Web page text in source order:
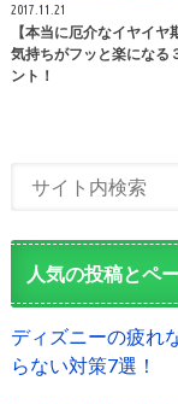
2017.11.21
【本当に厄介なイヤイヤ
気持ちがフッと楽になる
ント！
人気の投稿とペ
ディズニーの疲れ
らない対策7選！